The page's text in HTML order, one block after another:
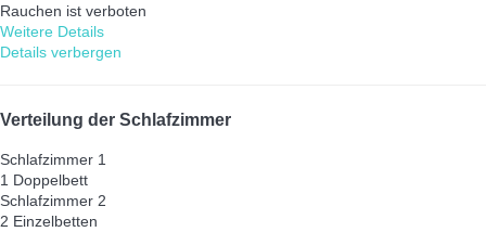
Rauchen ist verboten
Weitere Details
Details verbergen
Verteilung der Schlafzimmer
Schlafzimmer 1
1 Doppelbett
Schlafzimmer 2
2 Einzelbetten